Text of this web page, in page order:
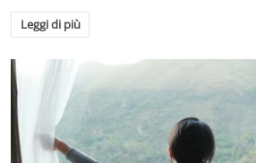
Leggi di più